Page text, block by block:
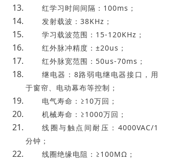
红学习时间间隔：100ms；
发射载波：38KHz；
学习载波范围：15-120KHz；
红外脉冲精度：±20us；
红外脉宽范围：50us-70ms；
继电器：8路弱电继电器接口，用
于窗帘、电动幕布等控制；
电气寿命：≥10万回；
机械寿命：≥1000万回；
线圈与触点间耐压：4000VAC/1
分钟；
线圈绝缘电阻：≥100MΩ；